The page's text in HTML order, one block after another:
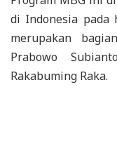
di Indonesia pada
merupakan
Prabowo
Rakabuming Raka.